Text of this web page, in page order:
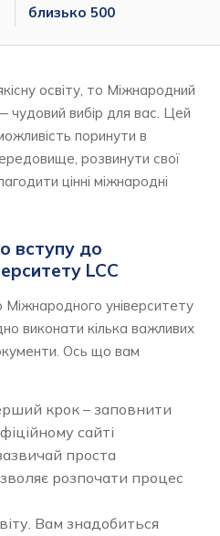
близько 500
освіту, то Міжнародний
чудовий вибір для вас. Цей
поринути в
розвинути свої
цінні міжнародні
вступу до
LCC
університету
виконати кілька важливих
Ось що вам
крок – заповнити
сайті
проста
розпочати процес
Вам знадобиться